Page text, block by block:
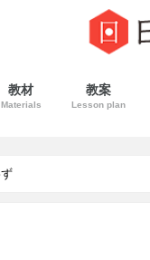
教材
Materials
教案
Lesson plan